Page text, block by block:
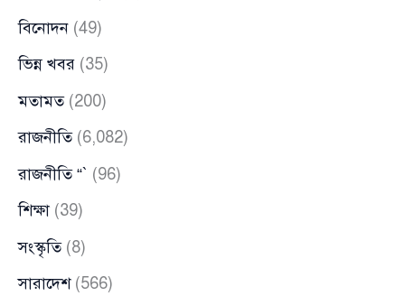
বিনোদন (49)
ভিন্ন খবর (35)
মতামত(200)
রাজনীতি(6,082)
রাজনীতি “` (96)
শিক্ষা (39)
সংস্কৃতি(8)
সারাদেশ(566)